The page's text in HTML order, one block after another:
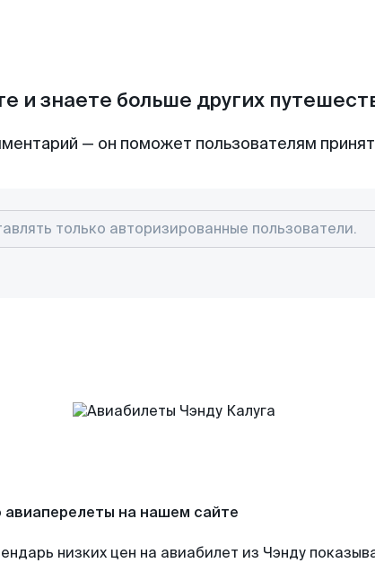
и знаете больше других
— он поможет пользователям
авиаперелеты на нашем сайте
низких цен на авиабилет из Чэнду